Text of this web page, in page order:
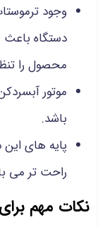
وجود
دستگاه باعث
محصول را
موتور
باشد.
پایه های این
راحت تر می
نکات مهم